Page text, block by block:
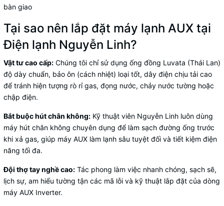
bàn giao
Tại sao nên lắp đặt máy lạnh AUX tại
Điện lạnh Nguyễn Linh?
Vật tư cao cấp: Chúng tôi chỉ sử dụng ống đồng Luvata (Thái Lan)
độ dày chuẩn, bảo ôn (cách nhiệt) loại tốt, dây điện chịu tải cao
để tránh hiện tượng rò rỉ gas, đọng nước, chảy nước tường hoặc
chập điện.
Bắt buộc hút chân không: Kỹ thuật viên Nguyễn Linh luôn dùng
máy hút chân không chuyên dụng để làm sạch đường ống trước
khi xả gas, giúp máy AUX làm lạnh sâu tuyệt đối và tiết kiệm điện
năng tối đa.
Đội thợ tay nghề cao: Tác phong làm việc nhanh chóng, sạch sẽ,
lịch sự, am hiểu tường tận các mã lỗi và kỹ thuật lắp đặt của dòng
máy AUX Inverter.